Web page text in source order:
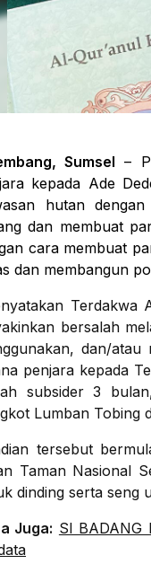
Sumsel –
kepada Ade
hutan
dan membuat
cara membuat
dan membangun
bersalah
dan/
penjara kepada
subsider 3
Lumban Tobing
tersebut
Taman Nasional
dinding serta seng
Juga: SI BADANG